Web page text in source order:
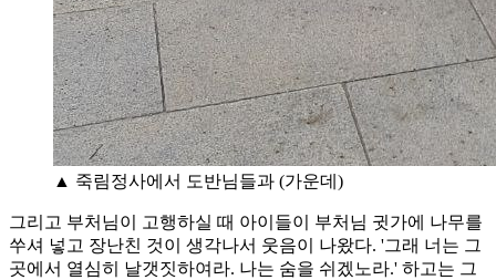
▲ 죽림정사에서 도반님들과 (가운데)
그리고 부처님이 고행하실 때 아이들이 부처님 귓가에 나무를
쑤셔 넣고 장난친 것이 생각나서 웃음이 나왔다. '그래 너는 그
곳에서 열심히 날갯짓하여라. 나는 숨을 쉬겠노라.' 하고는 그